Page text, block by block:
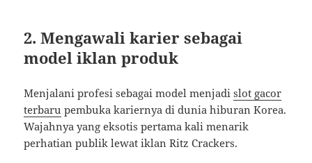
2. Mengawali karier sebagai
model iklan produk
Menjalani profesi sebagai model menjadislot gacor
terbaru pembuka kariernya di dunia hiburan Korea.
Wajahnya yang eksotis pertama kali menarik
perhatian publik lewat iklan Ritz Crackers.